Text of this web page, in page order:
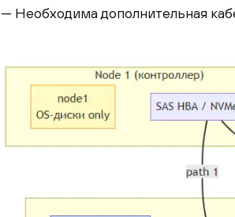
— Необходима дополнительная